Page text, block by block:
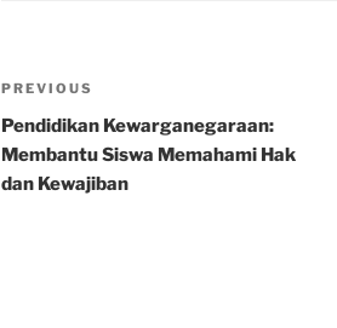
Post
navigation
Previous
Post
PREVIOUS
Pendidikan Kewarganegaraan:
Membantu Siswa Memahami Hak
dan Kewajiban